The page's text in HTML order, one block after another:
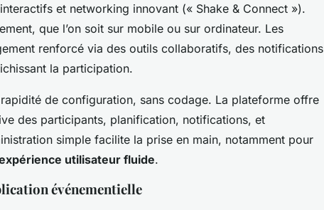
et networking innovant (« Shake & Connect »).
que l’on soit sur mobile ou sur ordinateur. Les
renforcé via des outils collaboratifs, des notifications
la participation.
de configuration, sans codage. La plateforme offre
des participants, planification, notifications, et
simple facilite la prise en main, notamment pour
utilisateur fluide.
événementielle